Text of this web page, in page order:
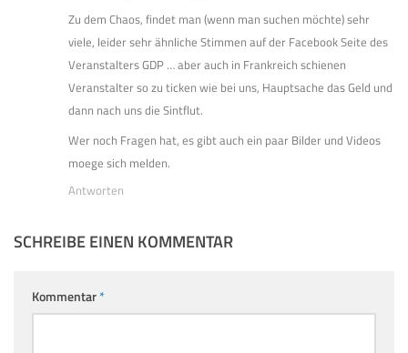
Zu dem Chaos, findet man (wenn man suchen möchte) sehr
viele, leider sehr ähnliche Stimmen auf der Facebook Seite des
Veranstalters GDP … aber auch in Frankreich schienen
Veranstalter so zu ticken wie bei uns, Hauptsache das Geld und
dann nach uns die Sintflut.
Wer noch Fragen hat, es gibt auch ein paar Bilder und Videos
moege sich melden.
Antworten
SCHREIBE EINEN KOMMENTAR
Kommentar*